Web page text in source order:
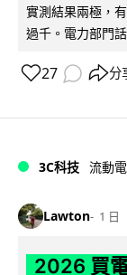
實測結果兩極，
過千。電力部門
27 分
3C科技 流動
Lawton 1 日
2026 買